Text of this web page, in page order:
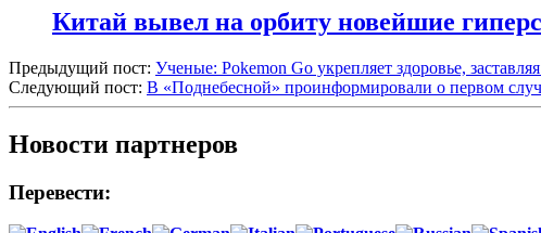
Китай вывел на орбиту новейшие
Предыдущий пост: Ученые: Pokemon Go укрепляет здоровье,
Следующий пост: В «Поднебесной» проинформировали о первом
Новости партнеров
Перевести: